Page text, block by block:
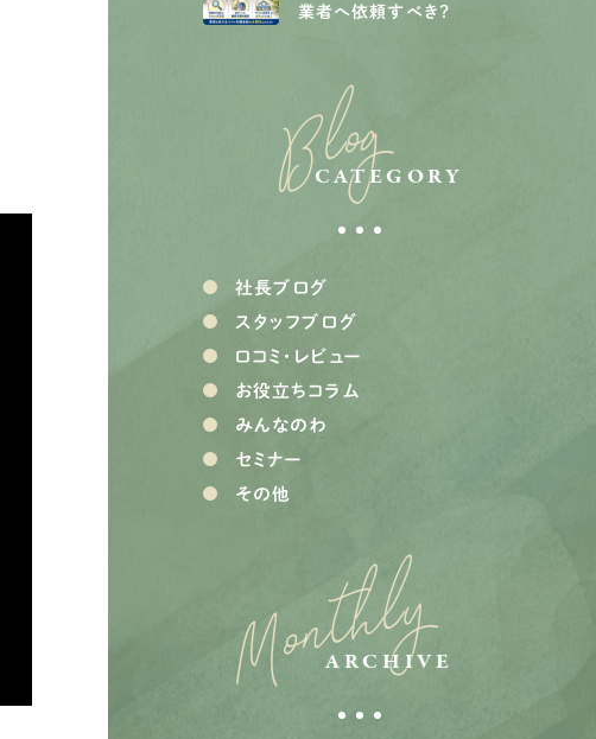
業者へ依頼すべき？
Blog
CATEGORY
社長ブログ
スタッフブログ
口コミ・レビュー
お役立ちコラム
みんなのわ
セミナー
その他
Monthly
ARCHIVE